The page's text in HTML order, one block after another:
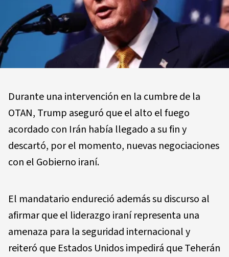
Durante una intervención en la cumbre de la
OTAN, Trump aseguró que el alto el fuego
acordado con Irán había llegado a su fin y
descartó, por el momento, nuevas negociaciones
con el Gobierno iraní.
El mandatario endureció además su discurso al
afirmar que el liderazgo iraní representa una
amenaza para la seguridad internacional y
reiteró que Estados Unidos impedirá que Teherán